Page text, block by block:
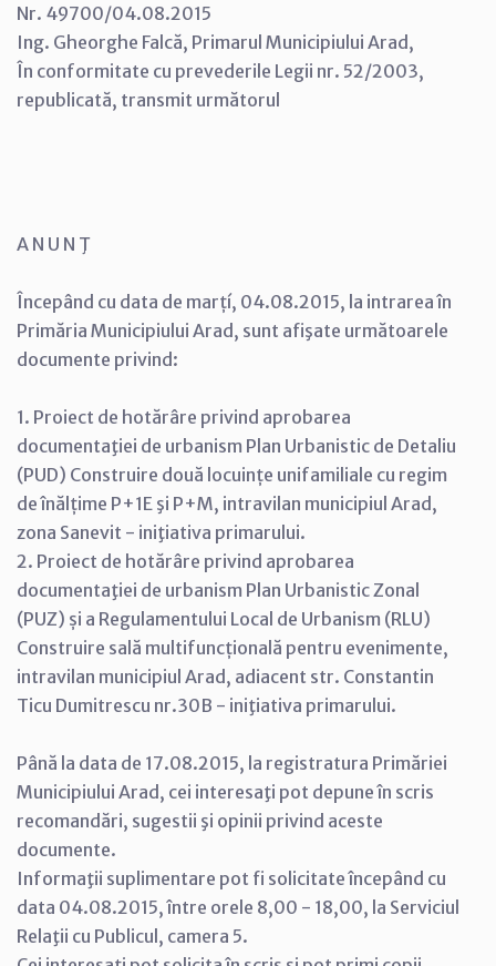
Nr. 49700/04.08.2015
Ing. Gheorghe Falcă, Primarul Municipiului Arad,
În conformitate cu prevederile Legii nr. 52/2003,
republicată, transmit următorul
A N U N Ţ
Începând cu data de marțí, 04.08.2015, la intrarea în
Primăria Municipiului Arad, sunt afişate următoarele
documente privind:
1. Proiect de hotărâre privind aprobarea
documentaţiei de urbanism Plan Urbanistic de Detaliu
(PUD) Construire două locuințe unifamiliale cu regim
de înălțime P+1E şi P+M, intravilan municipiul Arad,
zona Sanevit - iniţiativa primarului.
2. Proiect de hotărâre privind aprobarea
documentaţiei de urbanism Plan Urbanistic Zonal
(PUZ) și a Regulamentului Local de Urbanism (RLU)
Construire sală multifuncțională pentru evenimente,
intravilan municipiul Arad, adiacent str. Constantin
Ticu Dumitrescu nr.30B - iniţiativa primarului.
Până la data de 17.08.2015, la registratura Primăriei
Municipiului Arad, cei interesaţi pot depune în scris
recomandări, sugestii şi opinii privind aceste
documente.
Informaţii suplimentare pot fi solicitate începând cu
data 04.08.2015, între orele 8,00 - 18,00, la Serviciul
Relaţii cu Publicul, camera 5.